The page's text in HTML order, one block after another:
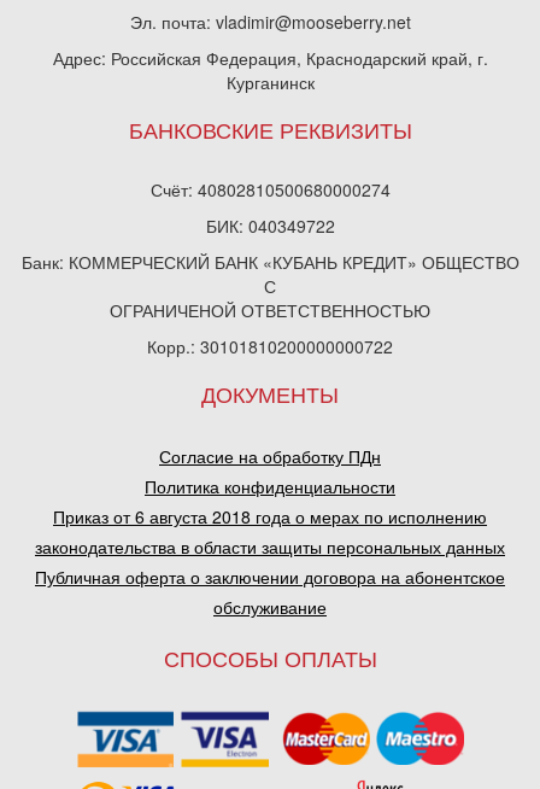
Эл. почта: vladimir@mooseberry.net
Адрес: Российская Федерация, Краснодарский край, г.
Курганинск
БАНКОВСКИЕ РЕКВИЗИТЫ
Счёт: 40802810500680000274
БИК: 040349722
Банк: КОММЕРЧЕСКИЙ БАНК «КУБАНЬ КРЕДИТ» ОБЩЕСТВО
С
ОГРАНИЧЕНОЙ ОТВЕТСТВЕННОСТЬЮ
Корр.: 30101810200000000722
ДОКУМЕНТЫ
Согласие на обработку ПДн
Политика конфиденциальности
Приказ от 6 августа 2018 года о мерах по исполнению
законодательства в области защиты персональных данных
Публичная оферта о заключении договора на абонентское
обслуживание
СПОСОБЫ ОПЛАТЫ